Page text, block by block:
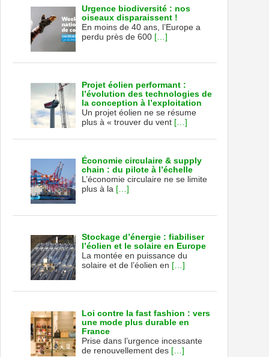
Urgence biodiversité : nos
oiseaux disparaissent !
En moins de 40 ans, l’Europe a
perdu près de 600 […]
Projet éolien performant :
l’évolution des technologies de
la conception à l’exploitation
Un projet éolien ne se résume
plus à « trouver du vent […]
Économie circulaire & supply
chain : du pilote à l’échelle
L’économie circulaire ne se limite
plus à la […]
Stockage d’énergie : fiabiliser
l’éolien et le solaire en Europe
La montée en puissance du
solaire et de l’éolien en […]
Loi contre la fast fashion : vers
une mode plus durable en
France
Prise dans l’urgence incessante
de renouvellement des […]